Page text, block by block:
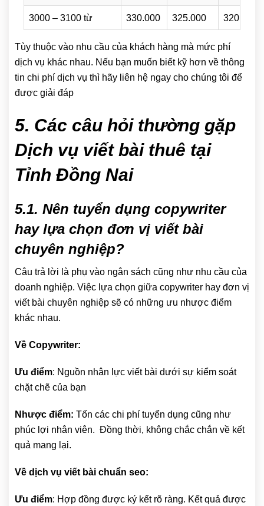
3000 – 3100 từ 330.000 325.000 320.000
Tùy thuộc vào nhu cầu của khách hàng mà mức phí
dịch vụ khác nhau. Nếu bạn muốn biết kỹ hơn về thông
tin chi phí dịch vụ thì hãy liên hệ ngay cho chúng tôi để
được giải đáp
5. Các câu hỏi thường gặp
Dịch vụ viết bài thuê tại
Tỉnh Đồng Nai
5.1. Nên tuyển dụng copywriter
hay lựa chọn đơn vị viết bài
chuyên nghiệp?
Câu trả lời là phụ vào ngân sách cũng như nhu cầu của
doanh nghiệp. Việc lựa chọn giữa copywriter hay đơn vị
viết bài chuyên nghiệp sẽ có những ưu nhược điểm
khác nhau.
Về Copywriter:
Ưu điểm: Nguồn nhân lực viết bài dưới sự kiểm soát
chặt chẽ của bạn
Nhược điểm: Tốn các chi phí tuyển dụng cũng như
phúc lợi nhân viên. Đồng thời, không chắc chắn về kết
quả mang lại.
Về dịch vụ viết bài chuẩn seo:
Ưu điểm: Hợp đồng được ký kết rõ ràng. Kết quả được